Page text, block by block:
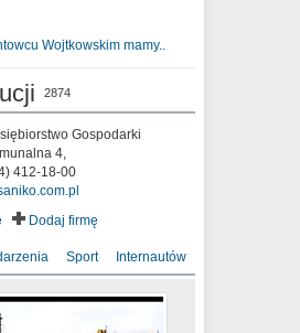
Wojtkowskim mamy..
2874
Gospodarki
4,
412-18-00
Dodaj firmę
Sport Internautów
mamy strach
FOOTAGE
Włocławek VIII
r.